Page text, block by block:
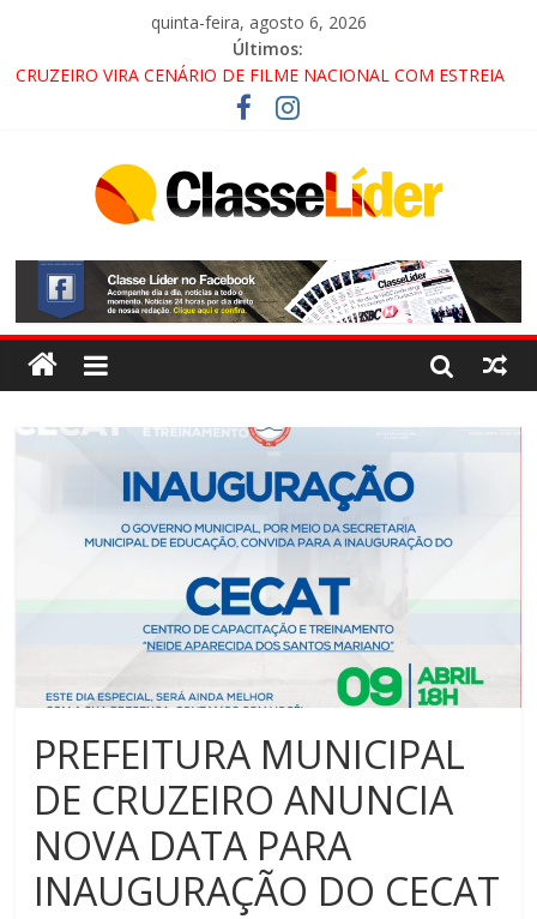
quinta-feira, agosto 6, 2026
Últimos:
CRUZEIRO VIRA CENÁRIO DE FILME NACIONAL COM ESTREIA
PROMOTOR DO GAECO
ACESSO À APARECIDA NA DUTRA SERÁ BLOQUEADO NO FIM
ALTERNATIVAS
LORENA, PINDAMONHANGABA E QUELUZ NA RETA FINAL
PELA FÁBRICA DA COCA-COLA!
PREFEITURA MUNICIPAL
DE CRUZEIRO ANUNCIA
NOVA DATA PARA
INAUGURAÇÃO DO CECAT